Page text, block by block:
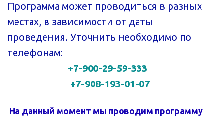
Программа может проводиться в разных
местах, в зависимости от даты
проведения. Уточнить необходимо по
телефонам:
+7-900-29-59-333
+7-908-193-01-07